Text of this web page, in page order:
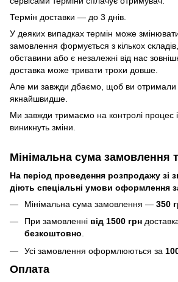
Термін доставки — до 3 днів.
У деяких випадках термін може
замовлення формується з кількох складів,
обставини або є незалежні від нас
доставка може тривати трохи довше.
Але ми завжди дбаємо, щоб ви отримали
якнайшвидше.
Ми завжди тримаємо на контролі процес
виникнуть зміни.
Мінімальна сума замовлення
На період проведення розпродажу зі
діють спеціальні умови оформлення
Мінімальна сума замовлення — 350
При замовленні від 1500 грн
безкоштовно.
Усі замовлення оформлюються за
Оплата